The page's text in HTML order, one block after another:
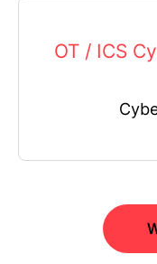
OT / ICS